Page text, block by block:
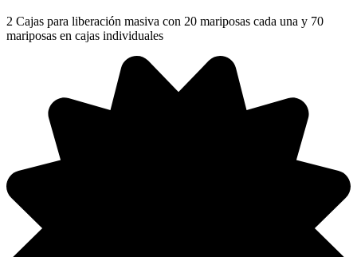
2 Cajas para liberación masiva con 20 mariposas cada una y 70
mariposas en cajas individuales